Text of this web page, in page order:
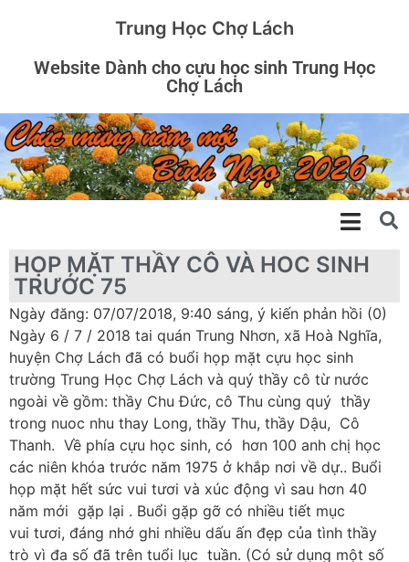
Trung Học Chợ Lách
Website Dành cho cựu học sinh Trung Học
Chợ Lách
HỌP MẶT THẦY CÔ VÀ HOC SINH
TRƯỚC 75
Ngày đăng: 07/07/2018, 9:40 sáng, ý kiến phản hồi (0)
Ngày 6 / 7 / 2018 tai quán Trung Nhơn, xã Hoà Nghĩa,
huyện Chợ Lách đã có buổi họp mặt cựu học sinh
trường Trung Học Chợ Lách và quý thầy cô từ nước
ngoài về gồm: thầy Chu Đức, cô Thu cùng quý thầy
trong nuoc nhu thay Long, thầy Thu, thầy Dậu, Cô
Thanh. Về phía cựu học sinh, có hơn 100 anh chị học
các niên khóa trước năm 1975 ở khắp nơi về dự.. Buổi
họp mặt hết sức vui tươi và xúc động vì sau hơn 40
năm mới gặp lại . Buổi gặp gỡ có nhiều tiết mục
vui tươi, đáng nhớ ghi nhiều dấu ấn đẹp của tình thầy
trò vì đa số đã trên tuổi lục tuần. (Có sử dụng một số